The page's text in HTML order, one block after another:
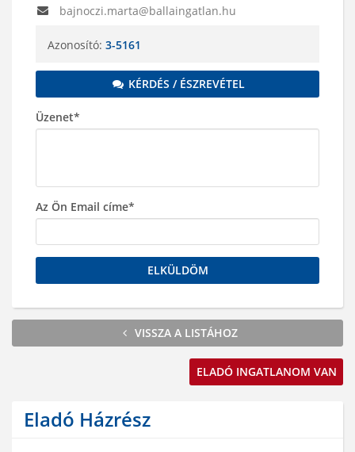
bajnoczi.marta@ballaingatlan.hu
Azonosító: 3-5161
KÉRDÉS / ÉSZREVÉTEL
Üzenet*
Az Ön Email címe*
ELKÜLDÖM
VISSZA A LISTÁHOZ
ELADÓ INGATLANOM VAN
Eladó Házrész